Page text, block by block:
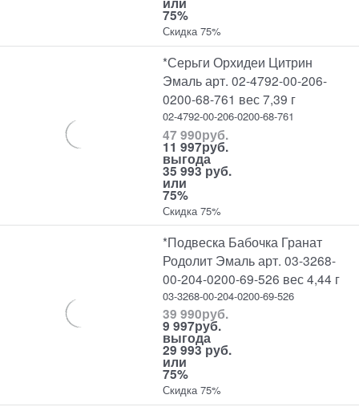
75%
Скидка 75%
*Серьги Орхидеи Цитрин
Эмаль арт. 02-4792-00-206-
0200-68-761 вес 7,39 г
02-4792-00-206-0200-68-761
47 990руб.
11 997руб.
выгода
35 993 руб.
или
75%
Скидка 75%
*Подвеска Бабочка Гранат
Родолит Эмаль арт. 03-3268-
00-204-0200-69-526 вес 4,44 г
03-3268-00-204-0200-69-526
39 990руб.
9 997руб.
выгода
29 993 руб.
или
75%
Скидка 75%